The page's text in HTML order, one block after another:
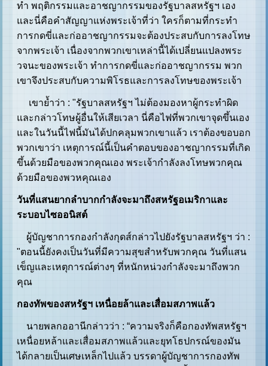
ทำ พฤติกรรมและอาชญากรรมของรัฐบาลสหรัฐฯ เอง
และนี่คือคำสัญญาแห่งพระเจ้าที่ว่า ใครก็ตามที่กระทำ
การกดขี่และก่ออาชญากรรมจะต้องประสบกับการลงโทษ
จากพระเจ้า เนื่องจากพวกเขาเหล่านี้ได้เปลี่ยนแปลงพระ
วจนะของพระเจ้า ทำการกดขี่และก่ออาชญากรรม พวก
เขาจึงประสบกับความพิโรธและการลงโทษของพระเจ้า
เขาย้ำว่า : "รัฐบาลสหรัฐฯ ไม่ต้องมองหาผู้กระทำผิด
และกล่าวโทษผู้อื่นให้เสียเวลา นี่คือไฟที่พวกเขาจุดขึ้นเอง
และในวันนี้ไฟนี้มันได้ปกคลุมพวกเขาแล้ว เราต้องขอบอก
พวกเขาว่า เหตุการณ์นี้เป็นคำตอบของอาชญากรรมที่เกิด
ขึ้นด้วยมือของพวกคุณเอง พระเจ้ากำลังลงโทษพวกคุณ
ด้วยมือของพวหคุณเอง
วันที่แสนยากลำบากกำลังจะมาถึงสหรัฐอเมริกาและ
ระบอบไซออนิสต์
ผู้บัญชาการกองกำลังกุดส์กล่าวไปยังรัฐบาลสหรัฐฯ ว่า :
"ตอนนี้ยังคงเป็นวันที่มีความสุขสำหรับพวกคุณ วันที่แสน
เข็ญและเหตุการณ์ต่างๆ ที่หนักหน่วงกำลังจะมาถึงพวก
คุณ
กองทัพของสหรัฐฯ เหนื่อยล้าและเสื่อมสภาพแล้ว
นายพลกออานีกล่าวว่า : “ความจริงก็คือกองทัพสหรัฐฯ
เหนื่อยหล้าและเสื่อมสภาพแล้วและยุทโธปกรณ์ของมัน
ได้กลายเป็นเศษเหล็กไปแล้ว บรรดาผู้บัญชาการกองทัพ